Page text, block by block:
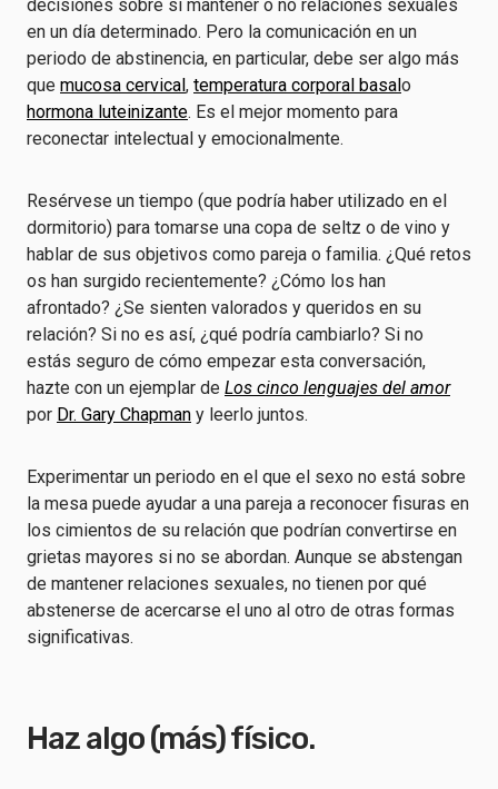
decisiones sobre si mantener o no relaciones sexuales
en un día determinado. Pero la comunicación en un
periodo de abstinencia, en particular, debe ser algo más
que mucosa cervical, temperatura corporal basalo
hormona luteinizante. Es el mejor momento para
reconectar intelectual y emocionalmente.
Resérvese un tiempo (que podría haber utilizado en el
dormitorio) para tomarse una copa de seltz o de vino y
hablar de sus objetivos como pareja o familia. ¿Qué retos
os han surgido recientemente? ¿Cómo los han
afrontado? ¿Se sienten valorados y queridos en su
relación? Si no es así, ¿qué podría cambiarlo? Si no
estás seguro de cómo empezar esta conversación,
hazte con un ejemplar de Los cinco lenguajes del amor
por Dr. Gary Chapman y leerlo juntos.
Experimentar un periodo en el que el sexo no está sobre
la mesa puede ayudar a una pareja a reconocer fisuras en
los cimientos de su relación que podrían convertirse en
grietas mayores si no se abordan. Aunque se abstengan
de mantener relaciones sexuales, no tienen por qué
abstenerse de acercarse el uno al otro de otras formas
significativas.
Haz algo (más) físico.